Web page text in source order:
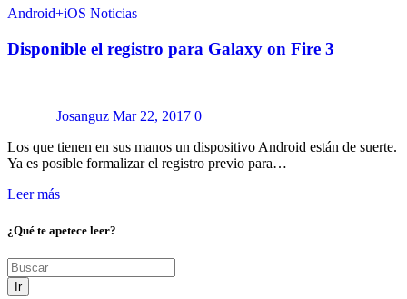
Android+iOS Noticias
Disponible el registro para Galaxy on Fire 3
Josanguz Mar 22, 2017 0
Los que tienen en sus manos un dispositivo Android están de suerte.
Ya es posible formalizar el registro previo para…
Leer más
¿Qué te apetece leer?
Ir